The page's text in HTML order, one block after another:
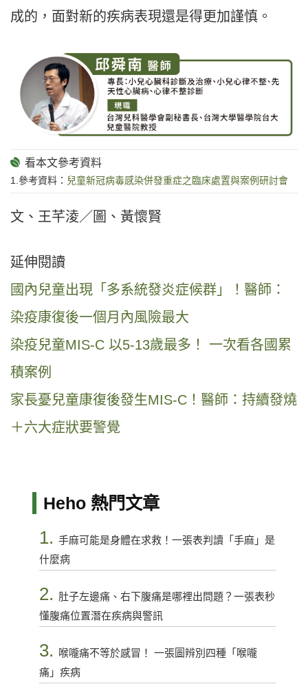
成的，面對新的疾病表現還是得更加謹慎。
1.參考資料： 兒童新冠病毒感染併發重症之臨床處置與案例研討會
文、王芊淩／圖、黃懷賢
延伸閱讀
國內兒童出現「多系統發炎症候群」！醫師：
染疫康復後一個月內風險最大
染疫兒童MIS-C 以5-13歲最多！ 一次看各國累
積案例
家長憂兒童康復後發生MIS-C！醫師：持續發燒
＋六大症狀要警覺
Heho 熱門文章
1. 手麻可能是身體在求救！一張表判讀「手麻」是
什麼病
2. 肚子左邊痛、右下腹痛是哪裡出問題？一張表秒
懂腹痛位置潛在疾病與警訊
3.
喉嚨痛不等於感冒！ 一張圖辨別四種「喉嚨
痛」疾病